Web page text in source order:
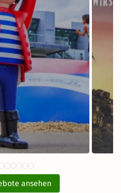
ab64 €
mit Hotel
ansehen